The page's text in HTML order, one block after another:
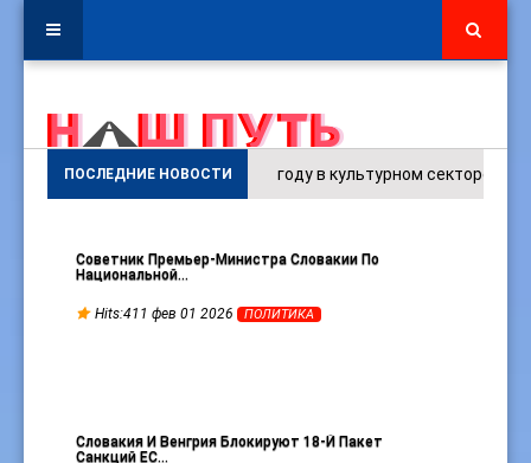
ПОСЛЕДНИЕ НОВОСТИВ 2025 году в культурном секторе ЕС было
Советник Премьер-Министра Словакии По
Национальной…
Hits:411 фев 01 2026 ПОЛИТИКА
Словакия И Венгрия Блокируют 18-Й Пакет
Санкций ЕС…